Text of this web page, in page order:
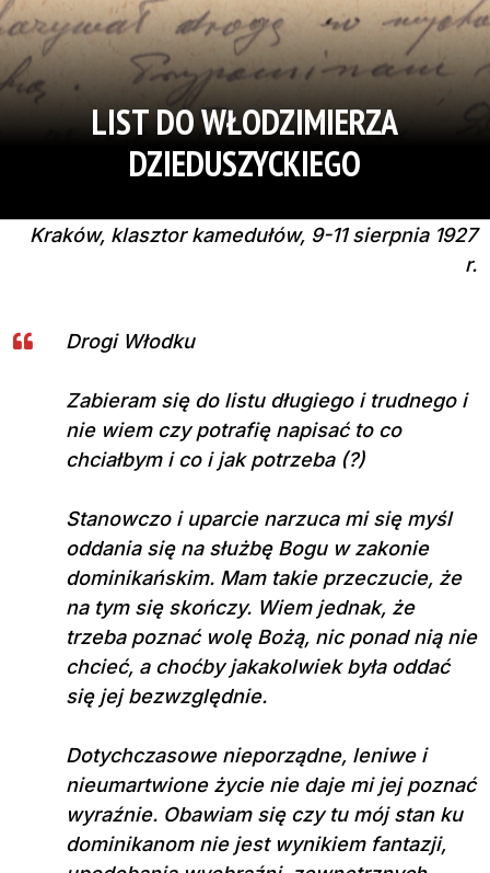
LIST DO WŁODZIMIERZA
DZIEDUSZYCKIEGO
Kraków, klasztor kamedułów, 9-11 sierpnia 1927
r.
Drogi Włodku
Zabieram się do listu długiego i trudnego i
nie wiem czy potrafię napisać to co
chciałbym i co i jak potrzeba (?)
Stanowczo i uparcie narzuca mi się myśl
oddania się na służbę Bogu w zakonie
dominikańskim. Mam takie przeczucie, że
na tym się skończy. Wiem jednak, że
trzeba poznać wolę Bożą, nic ponad nią nie
chcieć, a choćby jakakolwiek była oddać
się jej bezwzględnie.
Dotychczasowe nieporządne, leniwe i
nieumartwione życie nie daje mi jej poznać
wyraźnie. Obawiam się czy tu mój stan ku
dominikanom nie jest wynikiem fantazji,